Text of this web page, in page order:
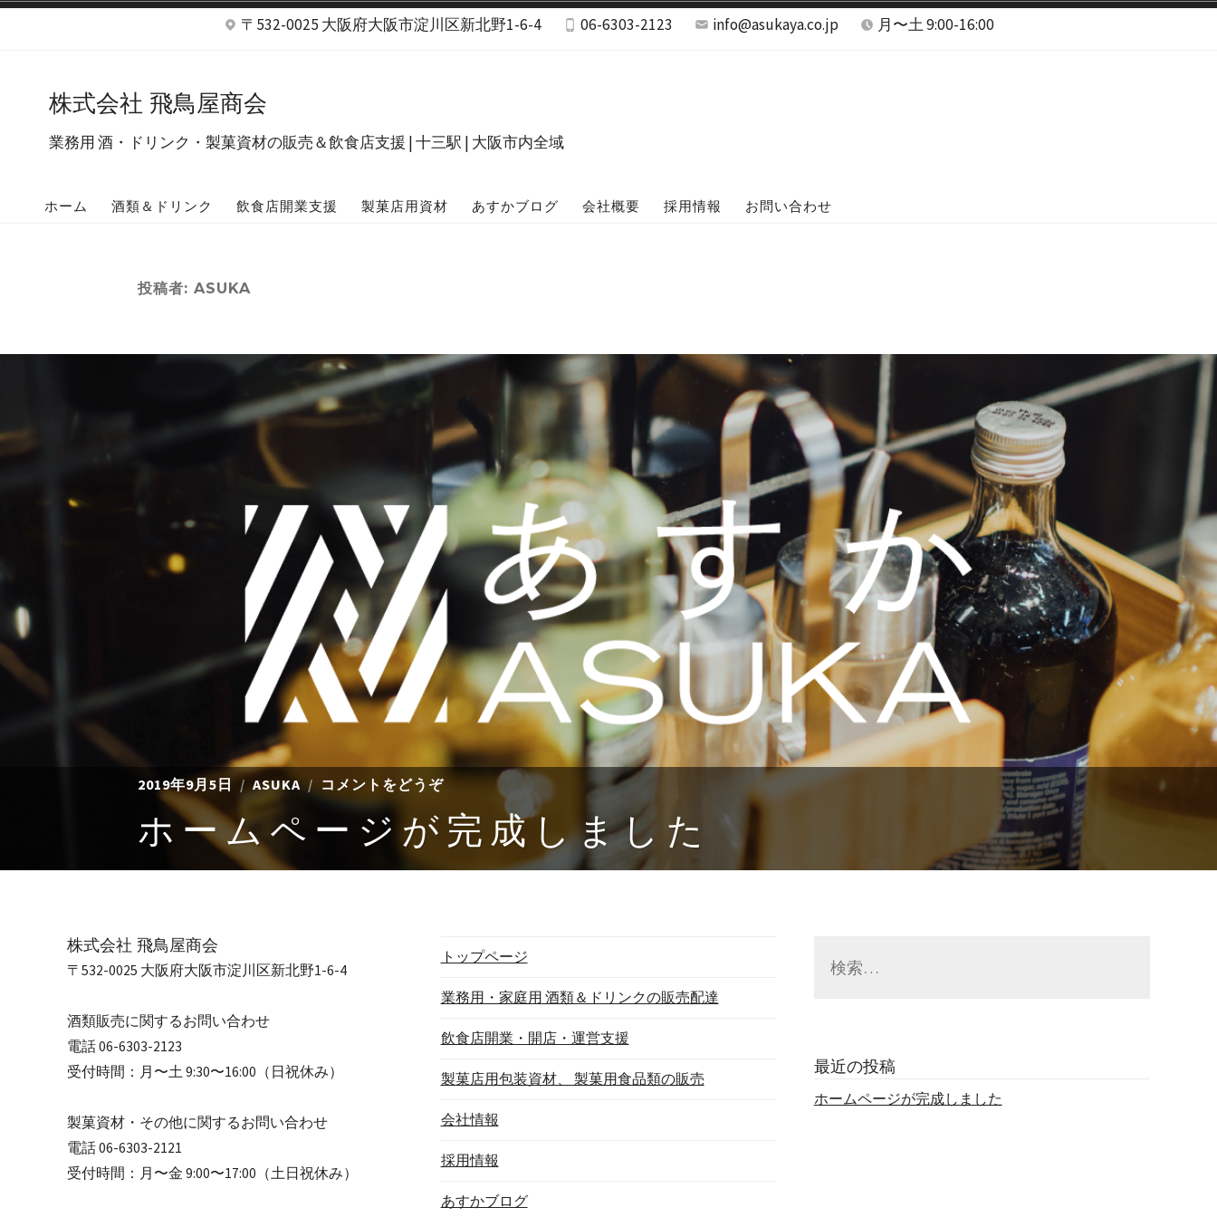
コ
〒532-0025 大阪府大阪市淀川区新北野1-6-4 06-6303-2123 info@asukaya.co.jp 月〜土 9:00-16:00
株式会社 飛鳥屋商会
業務用 酒・ドリンク・製菓資材の販売＆飲食店支援 | 十三駅 | 大阪市内全域
ホーム 酒類＆ドリンク 飲食店開業支援 製菓店用資材 あすかブログ 会社概要 採用情報 お問い合わせ
投稿者: ASUKA
2019年9月5日 ASUKA コメントをどうぞ(ホ
ム
ペ
ー
ま
し
ホームページが完成しました
株式会社 飛鳥屋商会
〒532-0025 大阪府大阪市淀川区新北野1-6-4
酒類販売に関するお問い合わせ
電話 06-6303-2123
受付時間：月〜土 9:30〜16:00（日祝休み）
製菓資材・その他に関するお問い合わせ
電話 06-6303-2121
受付時間：月〜金 9:00〜17:00（土日祝休み）
トップページ
業務用・家庭用 酒類＆ドリンクの販売配達
飲食店開業・開店・運営支援
製菓店用包装資材、 製菓用食品類の販売
会社情報
採用情報
あすかブログ
最近の投稿
ホームページが完成しました